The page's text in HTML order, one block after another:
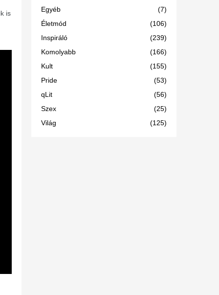
is
Egyéb
(7)
Életmód
(106)
Inspiráló
(239)
Komolyabb
(166)
Kult
(155)
Pride
(53)
qLit
(56)
Szex
(25)
Világ
(125)